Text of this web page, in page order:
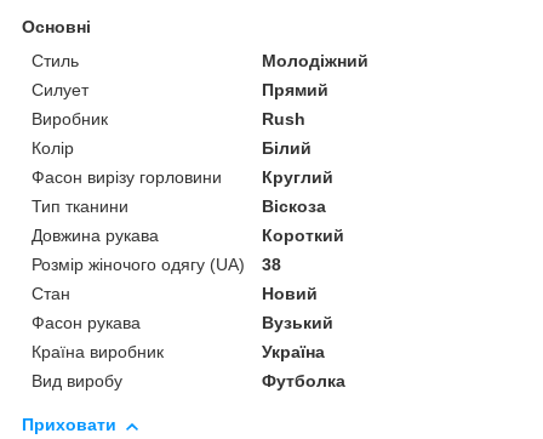
Основні
Стиль
Молодіжний
Силует
Прямий
Виробник
Rush
Колір
Білий
Фасон вирізу горловини
Круглий
Тип тканини
Віскоза
Довжина рукава
Короткий
Розмір жіночого одягу (UA)
38
Стан
Новий
Фасон рукава
Вузький
Країна виробник
Україна
Вид виробу
Футболка
Приховати